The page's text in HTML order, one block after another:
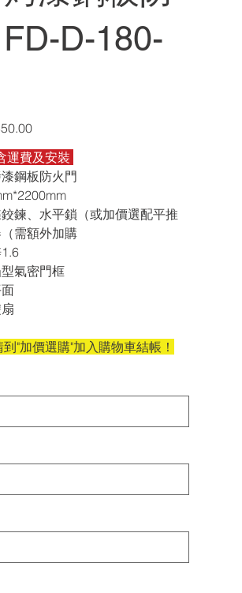
D-180-
運費及安裝
鋼板防火門
鍊、水平鎖（或加價選配平推
需額外加購
氣密門框
"加價選購"加入購物車結帳！